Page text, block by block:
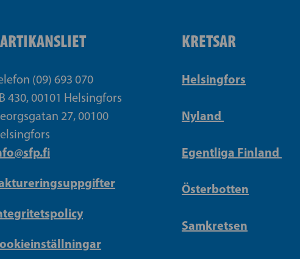
(09) 693 070
430, 00101 Helsingfors
27, 00100
KRETSAR
Helsingfors
Nyland
Egentliga Finland
Österbotten
Samkretsen